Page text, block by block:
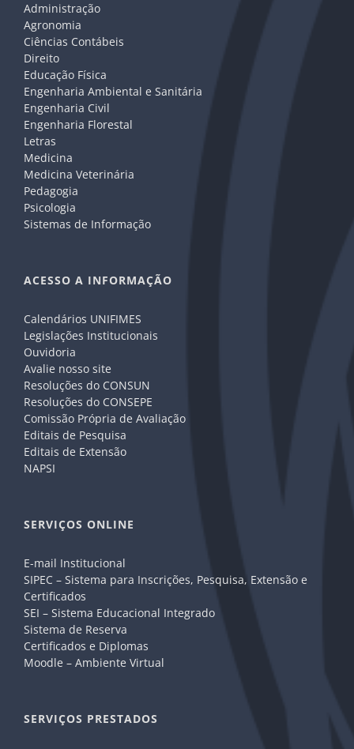
Administração
Agronomia
Ciências Contábeis
Direito
Educação Física
Engenharia Ambiental e Sanitária
Engenharia Civil
Engenharia Florestal
Letras
Medicina
Medicina Veterinária
Pedagogia
Psicologia
Sistemas de Informação
ACESSO A INFORMAÇÃO
Calendários UNIFIMES
Legislações Institucionais
Ouvidoria
Avalie nosso site
Resoluções do CONSUN
Resoluções do CONSEPE
Comissão Própria de Avaliação
Editais de Pesquisa
Editais de Extensão
NAPSI
SERVIÇOS ONLINE
E-mail Institucional
SIPEC – Sistema para Inscrições, Pesquisa, Extensão e
Certificados
SEI – Sistema Educacional Integrado
Sistema de Reserva
Certificados e Diplomas
Moodle – Ambiente Virtual
SERVIÇOS PRESTADOS